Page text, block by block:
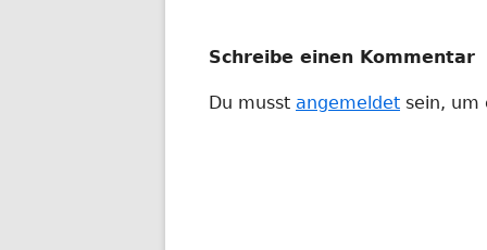
Schreibe einen Kommentar
Du musst angemeldet sein, um